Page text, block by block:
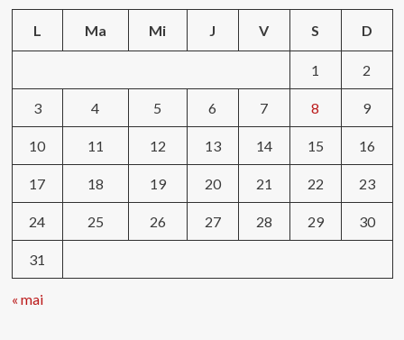
L Ma Mi J V S D
1 2
3 4 5 6 7 8 9
10 11 12 13 14 15 16
17 18 19 20 21 22 23
24 25 26 27 28 29 30
31
« mai